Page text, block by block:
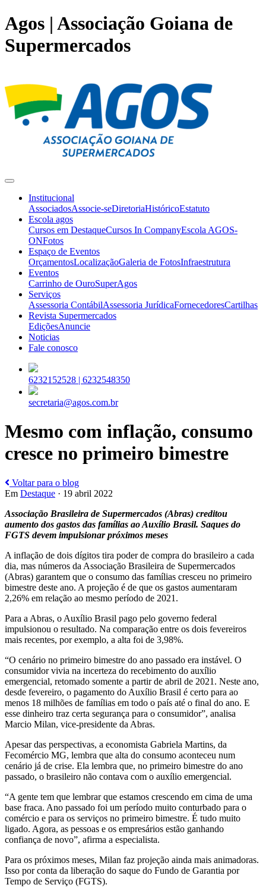
Agos | Associação Goiana de
Supermercados
Institucional
AssociadosAssocie-seDiretoriaHistóricoEstatuto
Escola agos
Cursos em DestaqueCursos In CompanyEscola AGOS-
ONFotos
Espaço de Eventos
OrçamentosLocalizaçãoGaleria de FotosInfraestrutura
Eventos
Carrinho de OuroSuperAgos
Serviços
Assessoria ContábilAssessoria JurídicaFornecedoresCartilhas
Revista Supermercados
EdiçõesAnuncie
Noticias
Fale conosco
6232152528 | 6232548350
secretaria@agos.com.br
Mesmo com inflação, consumo
cresce no primeiro bimestre
Voltar para o blog
Em Destaque · 19 abril 2022
Associação Brasileira de Supermercados (Abras) creditou
aumento dos gastos das famílias ao Auxílio Brasil. Saques do
FGTS devem impulsionar próximos meses
A inflação de dois dígitos tira poder de compra do brasileiro a cada
dia, mas números da Associação Brasileira de Supermercados
(Abras) garantem que o consumo das famílias cresceu no primeiro
bimestre deste ano. A projeção é de que os gastos aumentaram
2,26% em relação ao mesmo período de 2021.
Para a Abras, o Auxílio Brasil pago pelo governo federal
impulsionou o resultado. Na comparação entre os dois fevereiros
mais recentes, por exemplo, a alta foi de 3,98%.
“O cenário no primeiro bimestre do ano passado era instável. O
consumidor vivia na incerteza do recebimento do auxílio
emergencial, retomado somente a partir de abril de 2021. Neste ano,
desde fevereiro, o pagamento do Auxílio Brasil é certo para ao
menos 18 milhões de famílias em todo o país até o final do ano. E
esse dinheiro traz certa segurança para o consumidor”, analisa
Marcio Milan, vice-presidente da Abras.
Apesar das perspectivas, a economista Gabriela Martins, da
Fecomércio MG, lembra que alta do consumo aconteceu num
cenário já de crise. Ela lembra que, no primeiro bimestre do ano
passado, o brasileiro não contava com o auxílio emergencial.
“A gente tem que lembrar que estamos crescendo em cima de uma
base fraca. Ano passado foi um período muito conturbado para o
comércio e para os serviços no primeiro bimestre. É tudo muito
ligado. Agora, as pessoas e os empresários estão ganhando
confiança de novo”, afirma a especialista.
Para os próximos meses, Milan faz projeção ainda mais animadoras.
Isso por conta da liberação do saque do Fundo de Garantia por
Tempo de Serviço (FGTS).